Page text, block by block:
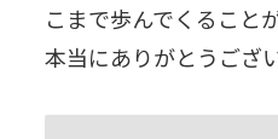
こまで歩んでくること
本当にありがとうござ